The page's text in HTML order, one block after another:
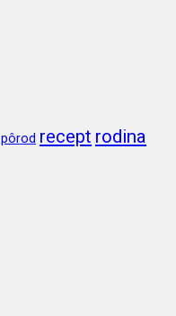
pôrod recept rodina